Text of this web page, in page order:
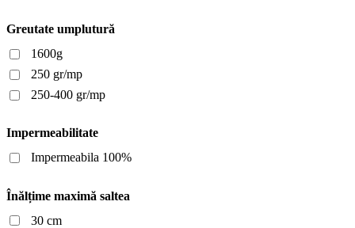
Greutate umplutură
1600g
250 gr/mp
250-400 gr/mp
Impermeabilitate
Impermeabila 100%
Înălțime maximă saltea
30 cm